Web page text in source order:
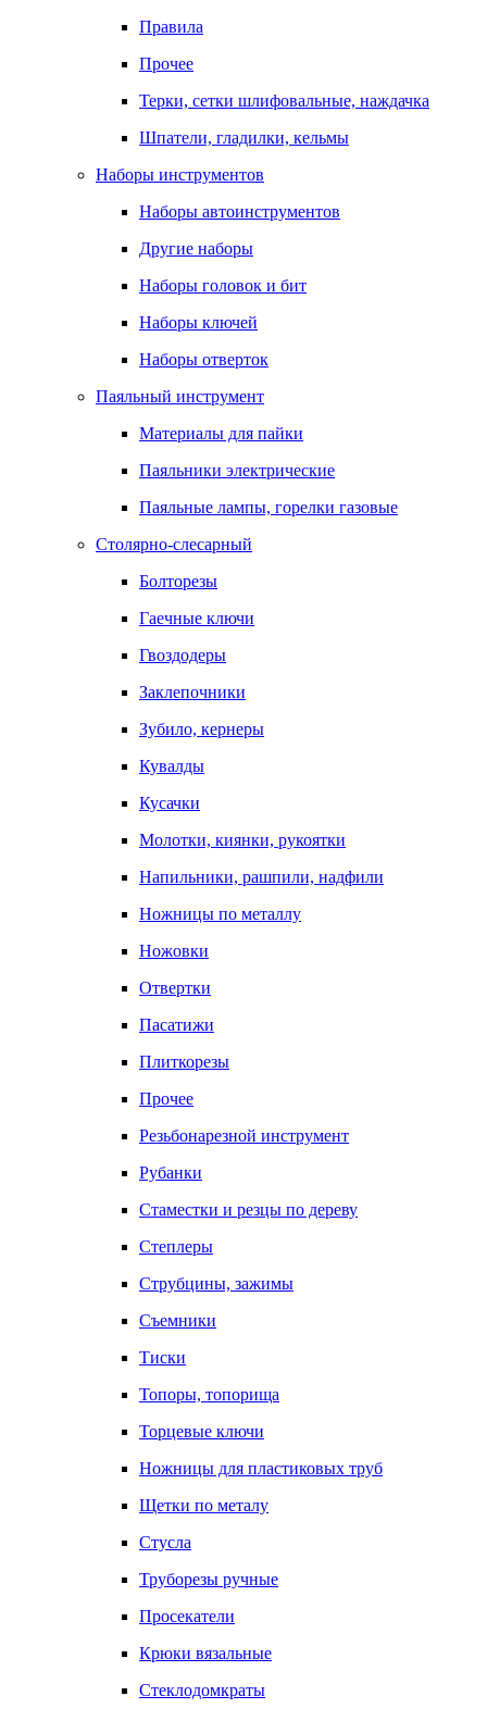
Правила
Прочее
Терки, сетки шлифовальные, наждачка
Шпатели, гладилки, кельмы
Наборы инструментов
Наборы автоинструментов
Другие наборы
Наборы головок и бит
Наборы ключей
Наборы отверток
Паяльный инструмент
Материалы для пайки
Паяльники электрические
Паяльные лампы, горелки газовые
Столярно-слесарный
Болторезы
Гаечные ключи
Гвоздодеры
Заклепочники
Зубило, кернеры
Кувалды
Кусачки
Молотки, киянки, рукоятки
Напильники, рашпили, надфили
Ножницы по металлу
Ножовки
Отвертки
Пасатижи
Плиткорезы
Прочее
Резьбонарезной инструмент
Рубанки
Стаместки и резцы по дереву
Степлеры
Струбцины, зажимы
Съемники
Тиски
Топоры, топорища
Торцевые ключи
Ножницы для пластиковых труб
Щетки по металу
Стусла
Труборезы ручные
Просекатели
Крюки вязальные
Стеклодомкраты